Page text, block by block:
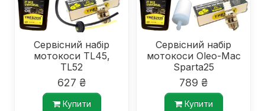
Сервісний набір
мотокоси TL45,
TL52
627 ₴
Купити
Сервісний набір
мотокоси Oleo-Mac
Sparta25
789 ₴
Купити